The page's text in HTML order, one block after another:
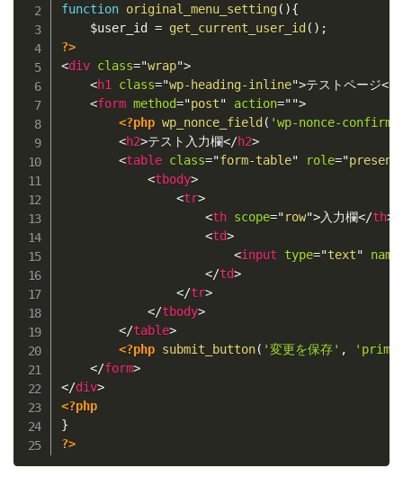
function original_menu_setting( ){
$user_id = get_current_user_id( ) ;
?>
<div class="wrap">
<h1 class="wp-heading-inline">テストページ</
<form method="post" action="">
<?php wp_nonce_field( 'wp-nonce-confirm'
<h2>テスト入力欄</h2>
<table class="form-table" role="
<tbody>
<tr>
<th scope="row">入力欄</th>
<td>
<input type="text" name
</td>
</tr>
</tbody>
</table>
<?php submit_button( '変更を保存' ,
</form>
</div>
<?php
}
?>